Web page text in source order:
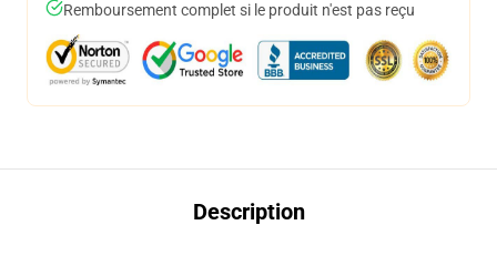
Remboursement complet si le produit n'est pas reçu
Description